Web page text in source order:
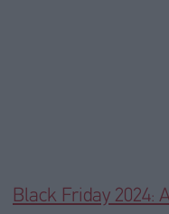
Black Friday 2024: